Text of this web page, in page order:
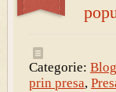
Categorie:
prin presa,